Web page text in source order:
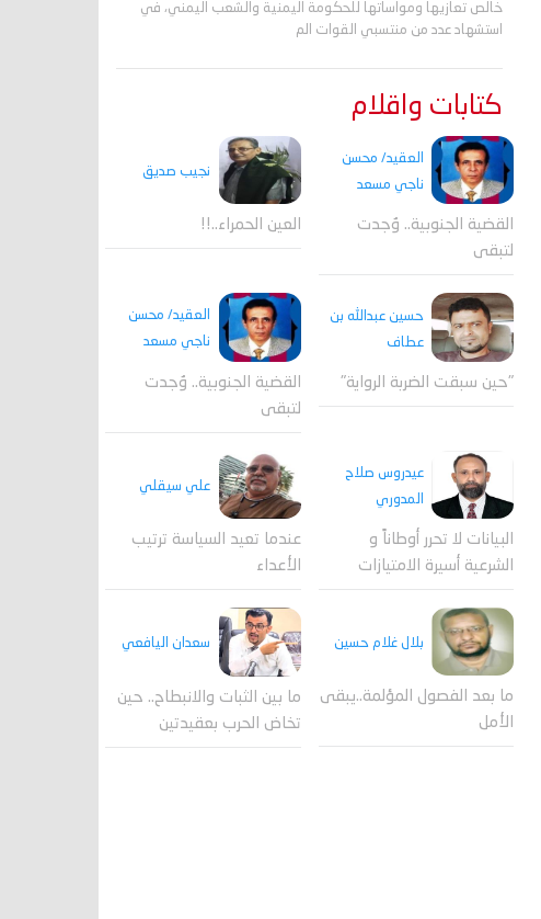
خالص تعازيها ومواساتها للحكومة اليمنية والشعب اليمني، في
استشهاد عدد من منتسبي القوات الم
كتابات واقلام
العقيد/ محسن
ناجي مسعد
القضية الجنوبية.. وُجدت
لتبقى
نجيب صديق
العين الحمراء..!!
حسين عبدالله بن
عطاف
"حين سبقت الضربة الرواية"
العقيد/ محسن
ناجي مسعد
القضية الجنوبية.. وُجدت
لتبقى
عيدروس صلاح
المدوري
البيانات لا تحرر أوطاناً و
الشرعية أسيرة الامتيازات
علي سيقلي
عندما تعيد السياسة ترتيب
الأعداء
بلال غلام حسين
ما بعد الفصول المؤلمة..يبقى
الأمل
سعدان اليافعي
ما بين الثبات والانبطاح.. حين
تخاض الحرب بعقيدتين